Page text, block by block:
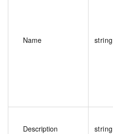
Name string
Description string